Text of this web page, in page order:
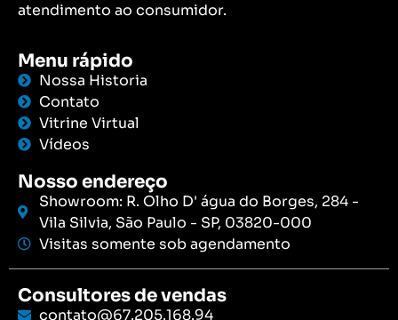
atendimento ao consumidor.
Menu rápido
Nossa Historia
Contato
Vitrine Virtual
Vídeos
Nosso endereço
Showroom: R. Olho D' água do Borges, 284 -
Vila Silvia, São Paulo - SP, 03820-000
Visitas somente sob agendamento
Consultores de vendas
contato@67.205.168.94